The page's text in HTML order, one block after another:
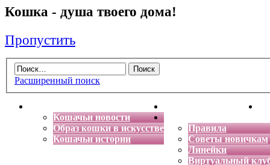
Кошка - душа твоего дома!
Пропустить
Расширенный поиск
Кошачьи новости
Образ кошки в искусстве
Кошачьи истории
Энциклопедия кошек
Правила
Советы новичкам
Линейки
Виртуальный